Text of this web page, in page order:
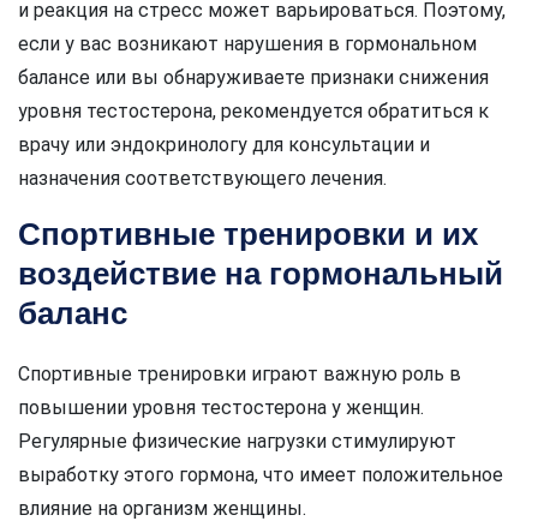
и реакция на стресс может варьироваться. Поэтому,
если у вас возникают нарушения в гормональном
балансе или вы обнаруживаете признаки снижения
уровня тестостерона, рекомендуется обратиться к
врачу или эндокринологу для консультации и
назначения соответствующего лечения.
Спортивные тренировки и их
воздействие на гормональный
баланс
Спортивные тренировки играют важную роль в
повышении уровня тестостерона у женщин.
Регулярные физические нагрузки стимулируют
выработку этого гормона, что имеет положительное
влияние на организм женщины.